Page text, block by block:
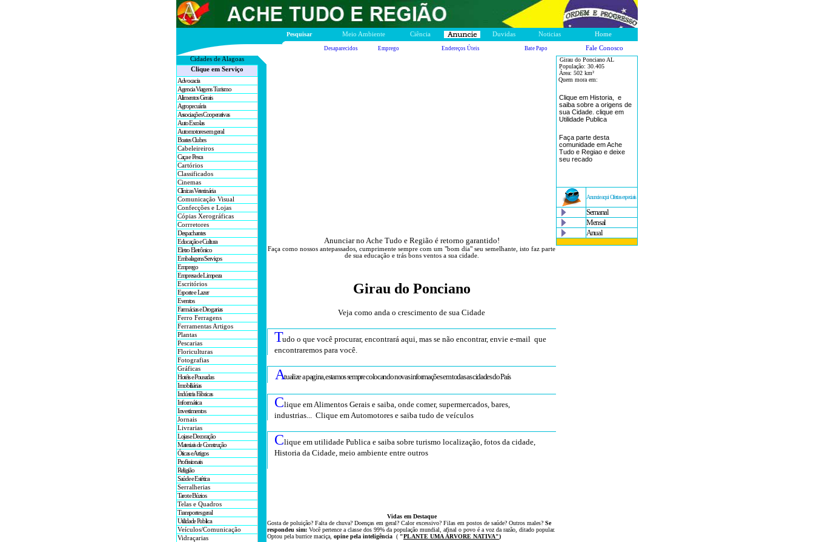
Pesquisar Meio Ambiente Ciência Duvidas Noticias Home
Desaparecidos Emprego Endereços Úteis Bate Papo
Fale Conosco
Cidades de Alagoas
Clique em Serviço
Advocacia
Agencia Viagens Turismo
Alimentos Gerais
Agropecuária
Associações Cooperativas
Auto Escolas
Automotores em geral
Boates Clubes
Cabeleireiros
Caça e Pesca
Cartórios
Classificados
Cinemas
Clínicas Veterinária
Comunicação Visual
Confecções e Lojas
Cópias Xerográficas
Corrretores
Despachantes
Educação e Cultura
Eletro Eletrônico
Embalagens Serviços
Emprego
Empresa de Limpeza
Escritórios
Esporte e Lazer
Eventos
Farmácias e Drogarias
Ferro Ferragens
Ferramentas Artigos
Plantas
Pescarias
Floriculturas
Fotografias
Gráficas
Hotéis e Pousadas
Imobiliárias
Indústria Fábricas
Informática
Investimentos
Jornais
Livrarias
Lojas e Decoração
Materiais de Construção
Óticas e Artigos
Profissionais
Religião
Saúde e Estética
Serralherias
Tarot e Búzios
Telas e Quadros
Transportes geral
Utilidade Publica
Veículos/Comunicação
Vidraçarias
Anunciar no Ache Tudo e Região é retorno garantido!
Faça como nossos antepassados, cumprimente sempre com um "bom dia" seu semelhante, isto faz parte
de sua educação e trás bons ventos a sua cidade.
Girau do Ponciano
Veja como anda o crescimento de sua Cidade
Tudo o que você procurar, encontrará aqui, mas se não encontrar, envie e-mail que
encontraremos para você.
Atualize a pagina, estamos sempre colocando novas informações em todas as cidades do País
Clique em Alimentos Gerais e saiba, onde comer, supermercados, bares,
industrias... Clique em Automotores e saiba tudo de veículos
Clique em utilidade Publica e saiba sobre turismo localização, fotos da cidade,
Historia da Cidade, meio ambiente entre outros
Vidas em Destaque
Gosta de poluição? Falta de chuva? Doenças em geral? Calor excessivo? Filas em postos de saúde? Outros males? Se
respondeu sim: Você pertence a classe dos 99% da população mundial, afinal o povo é a voz da razão, ditado popular.
Optou pela burrice maciça, opine pela inteligência ( "PLANTE UMA ÁRVORE NATIVA")
Girau do Ponciano AL
População: 30.405
Área: 502 km²
Quem mora em:
Clique em Historia, e
saiba sobre a origens de
sua Cidade. clique em
Utilidade Publica
Faça parte desta
comunidade em Ache
Tudo e Regiao e deixe
seu recado
Anuncie aqui Ofertas especiais
Semanal
Mensal
Anual